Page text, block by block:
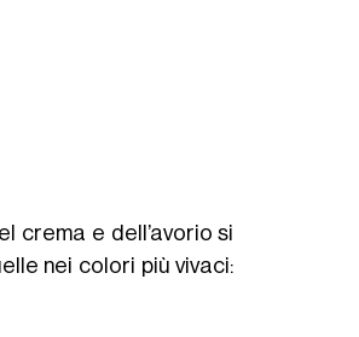
crema e dell’avorio si
nei colori più vivaci: